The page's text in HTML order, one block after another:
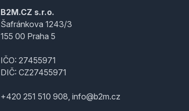
B2M.CZ s.r.o.
Šafránkova 1243/3
155 00 Praha 5
IČO: 27455971
DIČ: CZ27455971
+420 251 510 908, info@b2m.cz